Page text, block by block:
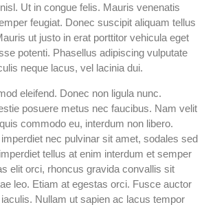
Ut in congue felis. Mauris venenatis
feugiat. Donec suscipit aliquam tellus
ut justo in erat porttitor vehicula eget
potenti. Phasellus adipiscing vulputate
neque lacus, vel lacinia dui.
eleifend. Donec non ligula nunc.
posuere metus nec faucibus. Nam velit
commodo eu, interdum non libero.
nec pulvinar sit amet, sodales sed
tellus at enim interdum et semper
elit orci, rhoncus gravida convallis sit
leo. Etiam at egestas orci. Fusce auctor
Nullam ut sapien ac lacus tempor